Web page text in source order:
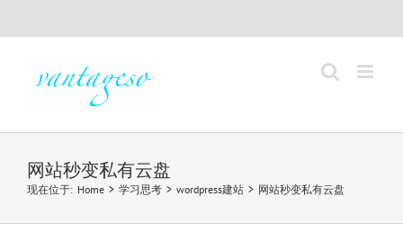
网站秒变私有云盘
现在位于: Home > 学习思考 > wordpress建站 > 网站秒变私有云盘